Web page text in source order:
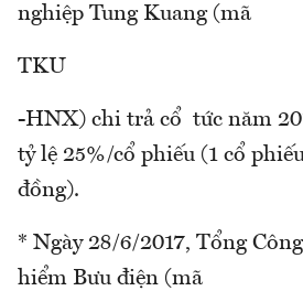
nghiệp Tung Kuang (mã
TKU
-HNX) chi trả cổ tức năm
tỷ lệ 25%/cổ phiếu (1 cổ
đồng).
* Ngày 28/6/2017, Tổng
hiểm Bưu điện (mã